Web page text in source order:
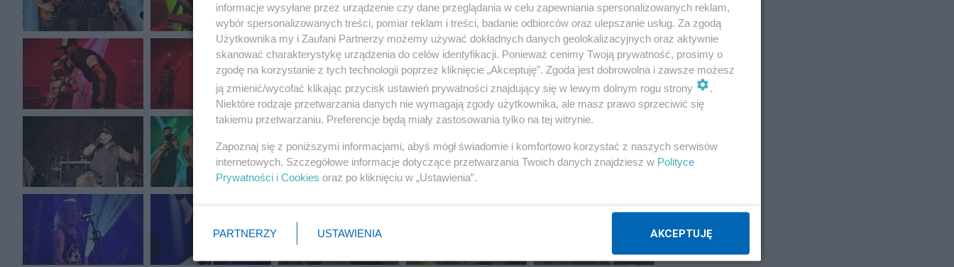
informacje wysyłane przez urządzenie czy dane przeglądania w celu zapewniania spersonalizowanych reklam,
wybór spersonalizowanych treści, pomiar reklam i treści, badanie odbiorców oraz ulepszanie usług. Za zgodą
Użytkownika my i Zaufani Partnerzy możemy używać dokładnych danych geolokalizacyjnych oraz aktywnie
skanować charakterystykę urządzenia do celów identyfikacji. Ponieważ cenimy Twoją prywatność, prosimy o
zgodę na korzystanie z tych technologii poprzez kliknięcie „Akceptuję”. Zgoda jest dobrowolna i zawsze możesz
ją zmienić/wycofać klikając przycisk ustawień prywatności znajdujący się w lewym dolnym rogu strony
Niektóre rodzaje przetwarzania danych nie wymagają zgody użytkownika, ale masz prawo sprzeciwić się
takiemu przetwarzaniu. Preferencje będą miały zastosowania tylko na tej witrynie.
Zapoznaj się z poniższymi informacjami, abyś mógł świadomie i komfortowo korzystać z naszych serwisów
internetowych. Szczegółowe informacje dotyczące przetwarzania Twoich danych znajdziesz w Polityce
Prywatności i Cookies oraz po kliknięciu w „Ustawienia”.
PARTNERZY USTAWIENIA AKCEPTUJĘ